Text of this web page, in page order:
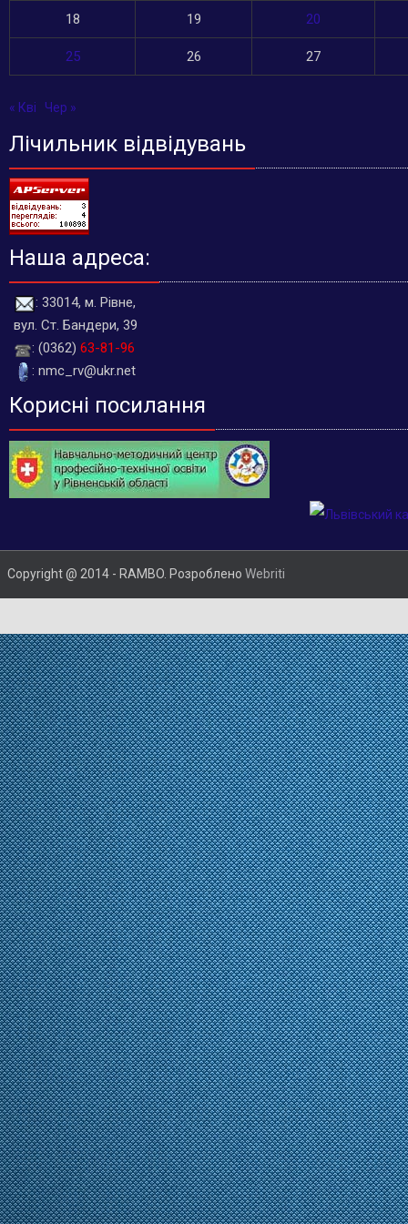
18 19 20
25 26 27
« Кві Чер »
Лічильник відвідувань
Наша адреса:
: 33014, м. Рівне,
вул. Ст. Бандери, 39
: (0362) 63-81-96
: nmc_rv@ukr.net
Корисні посилання
Copyright @ 2014 - RAMBO. Розроблено Webriti